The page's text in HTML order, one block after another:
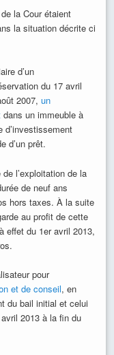
la Cour étaient
la situation décrite ci
d’un
du 17 avril
2007, un
dans un immeuble à
d’un prêt.
l’exploitation de la
de neuf ans
hors taxes. À la suite
au profit de cette
effet du 1er avril 2013,
pour
et de conseil, en
du bail initial et celui
2013 à la fin du